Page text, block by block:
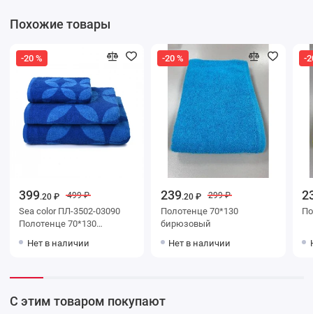
Похожие товары
-20 %
399.20 ₽ 499 ₽
Sea color ПЛ-3502-03090
Полотенце 70*130
Нет в наличии
-20 %
239.20 ₽ 299 ₽
Полотенце 70*130
бирюзовый
Нет в наличии
-
С этим товаром покупают